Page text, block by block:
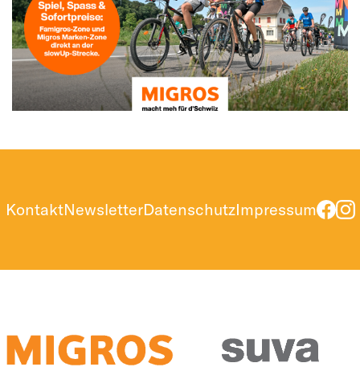
KontaktNewsletterDatenschutzImpressum